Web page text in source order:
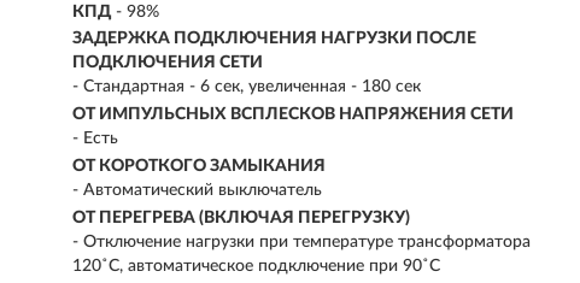
КПД - 98%
ЗАДЕРЖКА ПОДКЛЮЧЕНИЯ НАГРУЗКИ ПОСЛЕ
ПОДКЛЮЧЕНИЯ СЕТИ
- Стандартная - 6 сек, увеличенная - 180 сек
ОТ ИМПУЛЬСНЫХ ВСПЛЕСКОВ НАПРЯЖЕНИЯ СЕТИ
- Есть
ОТ КОРОТКОГО ЗАМЫКАНИЯ
- Автоматический выключатель
ОТ ПЕРЕГРЕВА (ВКЛЮЧАЯ ПЕРЕГРУЗКУ)
- Отключение нагрузки при температуре трансформатора
120˚С, автоматическое подключение при 90˚С